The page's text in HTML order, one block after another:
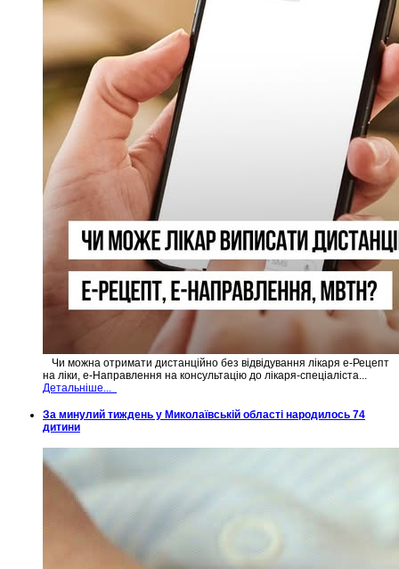
Чи можна отримати дистанційно без відвідування лікаря е-Рецепт
на ліки, е-Направлення на консультацію до лікаря-спеціаліста...
Детальніше...
За минулий тиждень у Миколаївській області народилось 74
дитини